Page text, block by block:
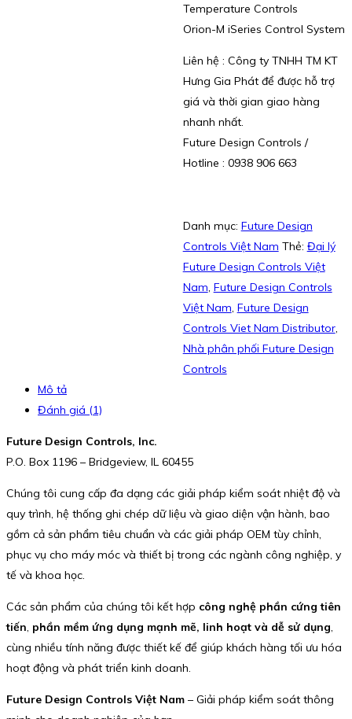
Temperature Controls
Orion-M iSeries Control System
Liên hệ : Công ty TNHH TM KT
Hưng Gia Phát để được hỗ trợ
giá và thời gian giao hàng
nhanh nhất.
Future Design Controls /
Hotline : 0938 906 663
Danh mục: Future Design
Controls Việt Nam Thẻ: Đại lý
Future Design Controls Việt
Nam, Future Design Controls
Việt Nam, Future Design
Controls Viet Nam Distributor,
Nhà phân phối Future Design
Controls
Mô tả
Đánh giá (1)
Future Design Controls, Inc.
P.O. Box 1196 – Bridgeview, IL 60455
Chúng tôi cung cấp đa dạng các giải pháp kiểm soát nhiệt độ và
quy trình, hệ thống ghi chép dữ liệu và giao diện vận hành, bao
gồm cả sản phẩm tiêu chuẩn và các giải pháp OEM tùy chỉnh,
phục vụ cho máy móc và thiết bị trong các ngành công nghiệp, y
tế và khoa học.
Các sản phẩm của chúng tôi kết hợp công nghệ phần cứng tiên
tiến, phần mềm ứng dụng mạnh mẽ, linh hoạt và dễ sử dụng,
cùng nhiều tính năng được thiết kế để giúp khách hàng tối ưu hóa
hoạt động và phát triển kinh doanh.
Future Design Controls Việt Nam – Giải pháp kiểm soát thông